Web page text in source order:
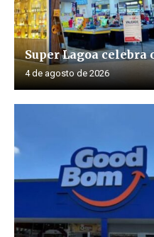
Super Lagoa celebra
4 de agosto de 2026